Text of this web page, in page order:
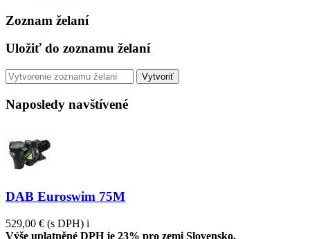
Zoznam želaní
Uložiť do zoznamu želaní
Vytvoriť
Naposledy navštívené
DAB Euroswim 75M
529,00 € (s DPH) i
Výše uplatněné DPH je 23% pro zemi Slovensko.